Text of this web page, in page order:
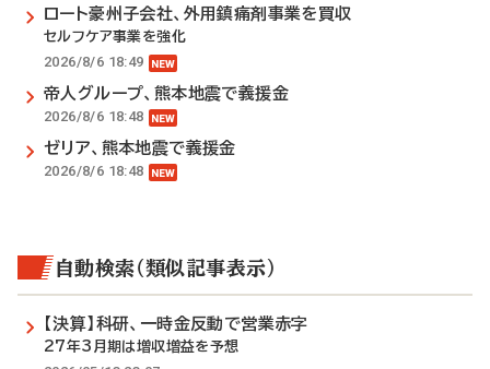
ロート豪州子会社、外用鎮痛剤事業を買収
セルフケア事業を強化
2026/8/6 18:49
帝人グループ、熊本地震で義援金
2026/8/6 18:48
ゼリア、熊本地震で義援金
2026/8/6 18:48
自動検索（類似記事表示）
【決算】科研、一時金反動で営業赤字
27年3月期は増収増益を予想